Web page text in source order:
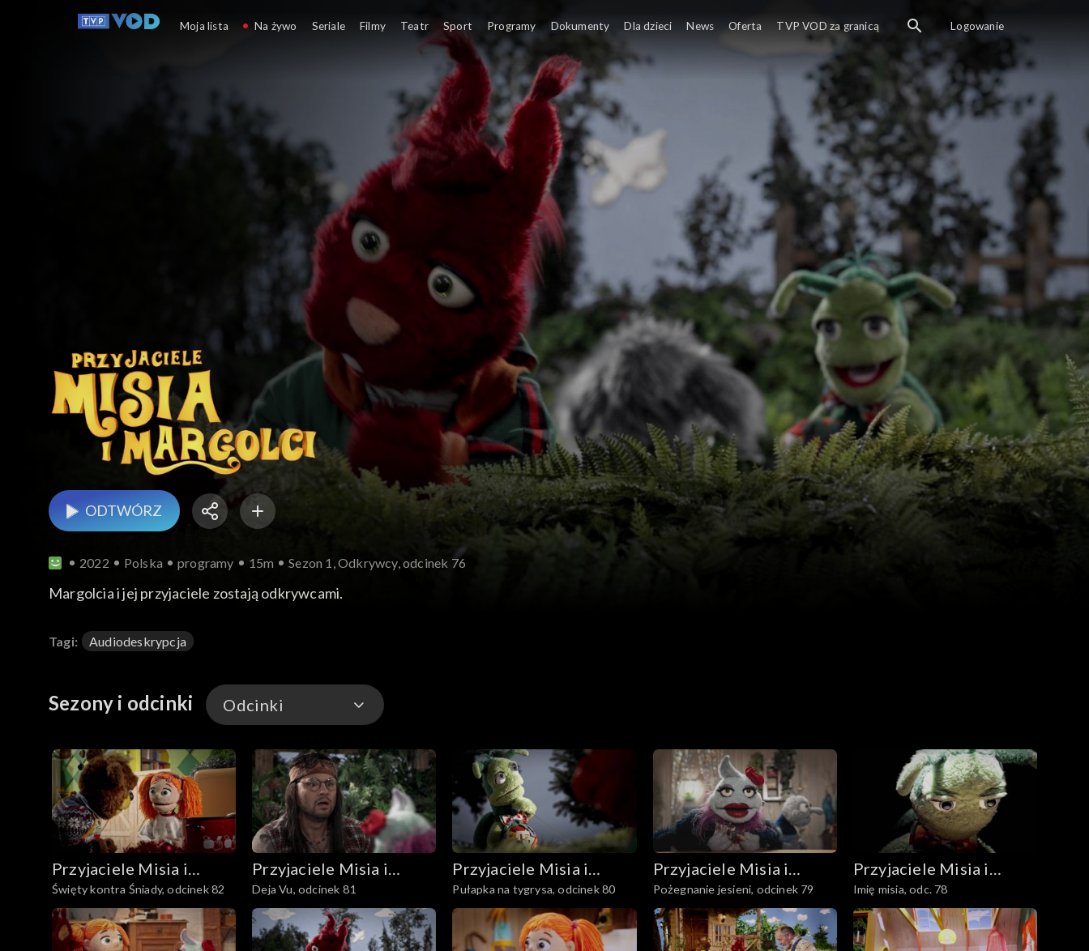
ODTWÓRZ
2022 Polska programy 15m Sezon 1, Odkrywcy, odcinek 76
Margolcia i jej przyjaciele zostają odkrywcami.
Tagi: Audiodeskrypcja
Sezony i odcinki Odcinki
Odcinki
Przyjaciele Misia i
Margolci
Święty kontra Śniady, odcinek 82
Przyjaciele Misia i
Margolci
Deja Vu, odcinek 81
Przyjaciele Misia i
Margolci
Pułapka na tygrysa, odcinek 80
Przyjaciele Misia i
Margolci
Pożegnanie jesieni, odcinek 79
Przyjaciele Misia i
Margolci
Imię misia, odc. 78
Moja lista Na żywo Seriale Filmy Teatr Sport Programy Dokumenty Dla dzieci News Oferta TVP VOD za granicą Logowanie